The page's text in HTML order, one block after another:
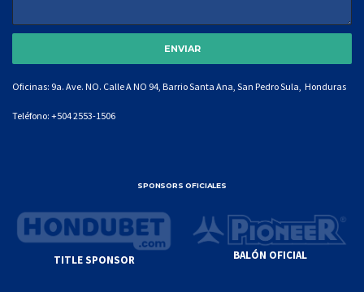
Oficinas: 9a. Ave. NO. Calle A NO 94, Barrio Santa Ana, San Pedro Sula, Honduras
Teléfono: +504 2553-1506
SPONSORS OFICIALES
TITLE SPONSOR BALÓN OFICIAL